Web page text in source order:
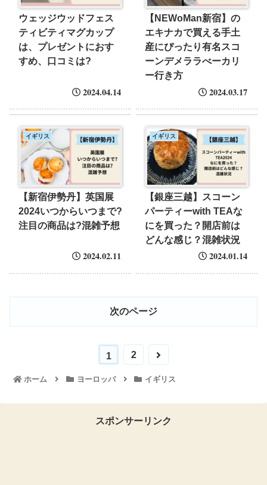
ウェッジウッドフェス
ティビティマグカップ
は、プレゼントにおす
すめ、口コミは?
2024.04.14
【NEWoMan新宿】の
エキナカで買える手土
産にぴったり有名スコ
ーンデメララべーカリ
ー行き方
2024.03.17
イギリス
【新宿伊勢丹】英国展
2024いつからいつまで?
注目の商品は?混雑予想
2024.02.11
イギリス
【銀座三越】スコーン
パーティーwith TEAな
にを買った？開店前は
どんな感じ？混雑状況
2024.01.14
次のページ
1 2
ホーム ヨーロッパ イギリス
スポンサーリンク